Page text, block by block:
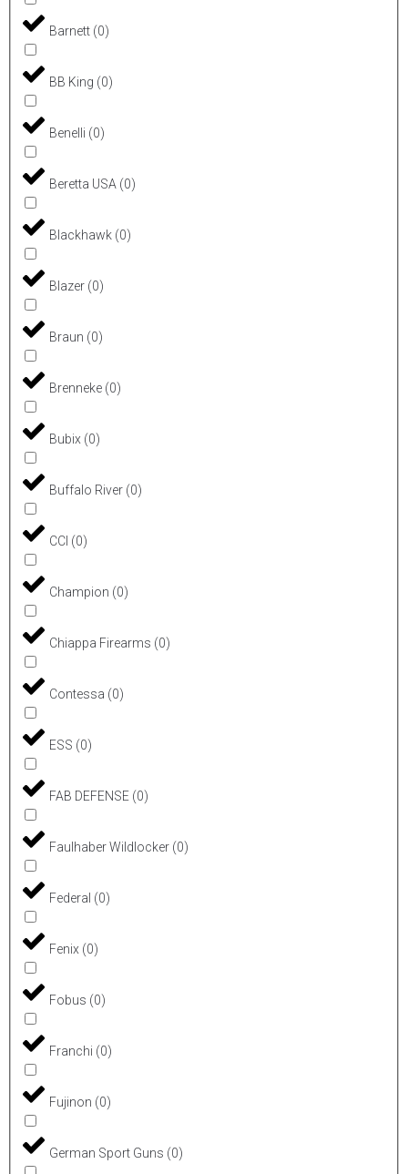
Barnett (0)
BB King (0)
Benelli (0)
Beretta USA (0)
Blackhawk (0)
Blazer (0)
Braun (0)
Brenneke (0)
Bubix (0)
Buffalo River (0)
CCI (0)
Champion (0)
Chiappa Firearms (0)
Contessa (0)
ESS (0)
FAB DEFENSE (0)
Faulhaber Wildlocker (0)
Federal (0)
Fenix (0)
Fobus (0)
Franchi (0)
Fujinon (0)
German Sport Guns (0)